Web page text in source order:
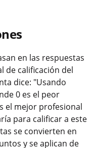
en las respuestas
de calificación del
dice: "Usando
0 es el peor
el mejor profesional
para calificar a este
se convierten en
y se aplican de